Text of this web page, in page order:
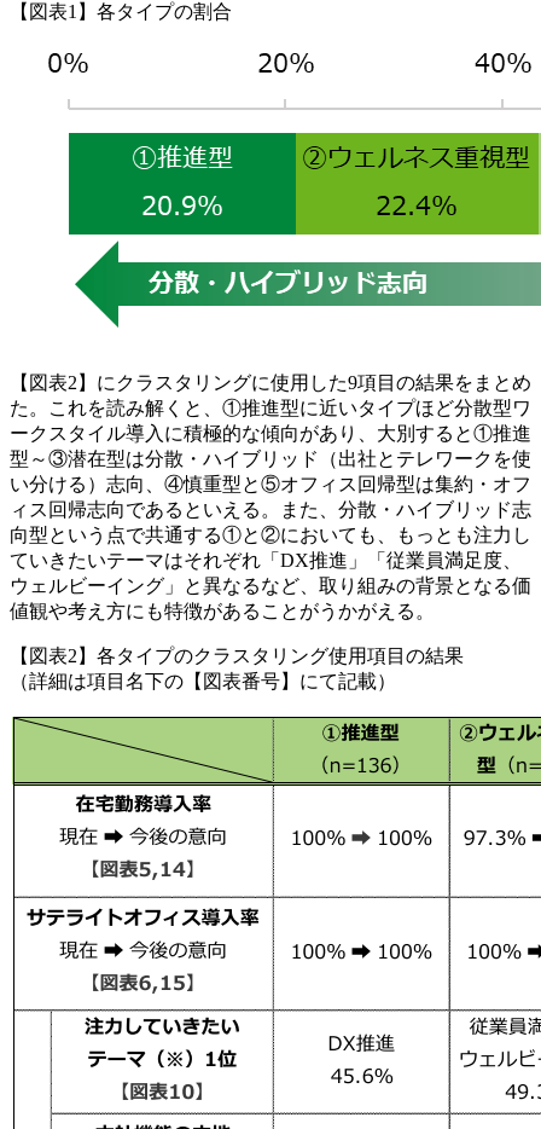
【図表1】各タイプの割合
【図表2】にクラスタリングに使用した9項目の結果をまとめ
た。これを読み解くと、①推進型に近いタイプほど分散型ワ
ークスタイル導入に積極的な傾向があり、大別すると①推進
型～③潜在型は分散・ハイブリッド（出社とテレワークを使
い分ける）志向、④慎重型と⑤オフィス回帰型は集約・オフ
ィス回帰志向であるといえる。また、分散・ハイブリッド志
向型という点で共通する①と②においても、もっとも注力し
ていきたいテーマはそれぞれ「DX推進」「従業員満足度、
ウェルビーイング」と異なるなど、取り組みの背景となる価
値観や考え方にも特徴があることがうかがえる。
【図表2】各タイプのクラスタリング使用項目の結果
（詳細は項目名下の【図表番号】にて記載）